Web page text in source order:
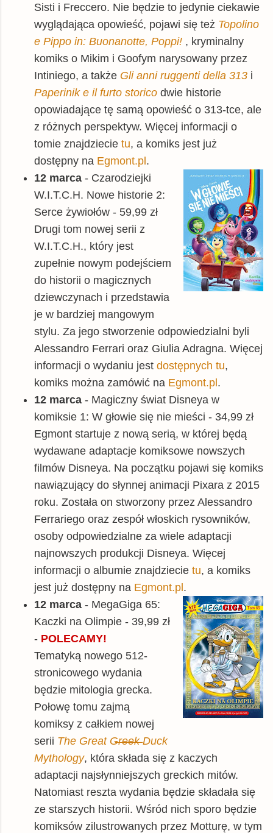
Sisti i Freccero. Nie będzie to jedynie ciekawie
wyglądająca opowieść, pojawi się też Topolino
e Pippo in: Buonanotte, Poppi! , kryminalny
komiks o Mikim i Goofym narysowany przez
Intiniego, a także Gli anni ruggenti della 313 i
Paperinik e il furto storico dwie historie
opowiadające tę samą opowieść o 313-tce, ale
z różnych perspektyw. Więcej informacji o
tomie znajdziecie tu, a komiks jest już
dostępny na Egmont.pl.
12 marca - Czarodziejki
W.I.T.C.H. Nowe historie 2:
Serce żywiołów - 59,99 zł
Drugi tom nowej serii z
W.I.T.C.H., który jest
zupełnie nowym podejściem
do historii o magicznych
dziewczynach i przedstawia
je w bardziej mangowym
stylu. Za jego stworzenie odpowiedzialni byli
Alessandro Ferrari oraz Giulia Adragna. Więcej
informacji o wydaniu jest dostępnych tu,
komiks można zamówić na Egmont.pl.
12 marca - Magiczny świat Disneya w
komiksie 1: W głowie się nie mieści - 34,99 zł
Egmont startuje z nową serią, w której będą
wydawane adaptacje komiksowe nowszych
filmów Disneya. Na początku pojawi się komiks
nawiązujący do słynnej animacji Pixara z 2015
roku. Została on stworzony przez Alessandro
Ferrariego oraz zespół włoskich rysowników,
osoby odpowiedzialne za wiele adaptacji
najnowszych produkcji Disneya. Więcej
informacji o albumie znajdziecie tu, a komiks
jest już dostępny na Egmont.pl.
12 marca - MegaGiga 65:
Kaczki na Olimpie - 39,99 zł
- POLECAMY!
Tematyką nowego 512-
stronicowego wydania
będzie mitologia grecka.
Połowę tomu zajmą
komiksy z całkiem nowej
serii The Great G̶r̶e̶e̶k̶ Duck
Mythology, która składa się z kaczych
adaptacji najsłynniejszych greckich mitów.
Natomiast reszta wydania będzie składała się
ze starszych historii. Wśród nich sporo będzie
komiksów zilustrowanych przez Motturę, w tym